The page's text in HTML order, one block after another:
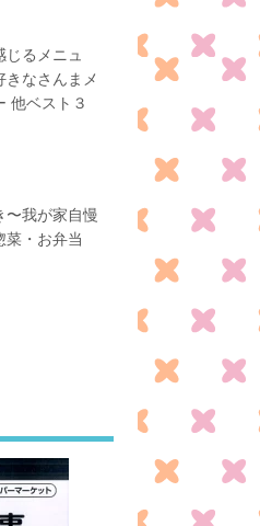
じるメニュ
きなさんまメ
他ベスト３
〜我が家自慢
菜・お弁当